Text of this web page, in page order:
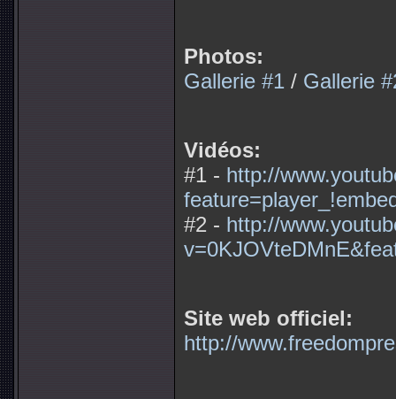
Photos:
Gallerie #1 / Gallerie
Vidéos:
#1 - http://
#2 - http://
Site web officiel:
http://